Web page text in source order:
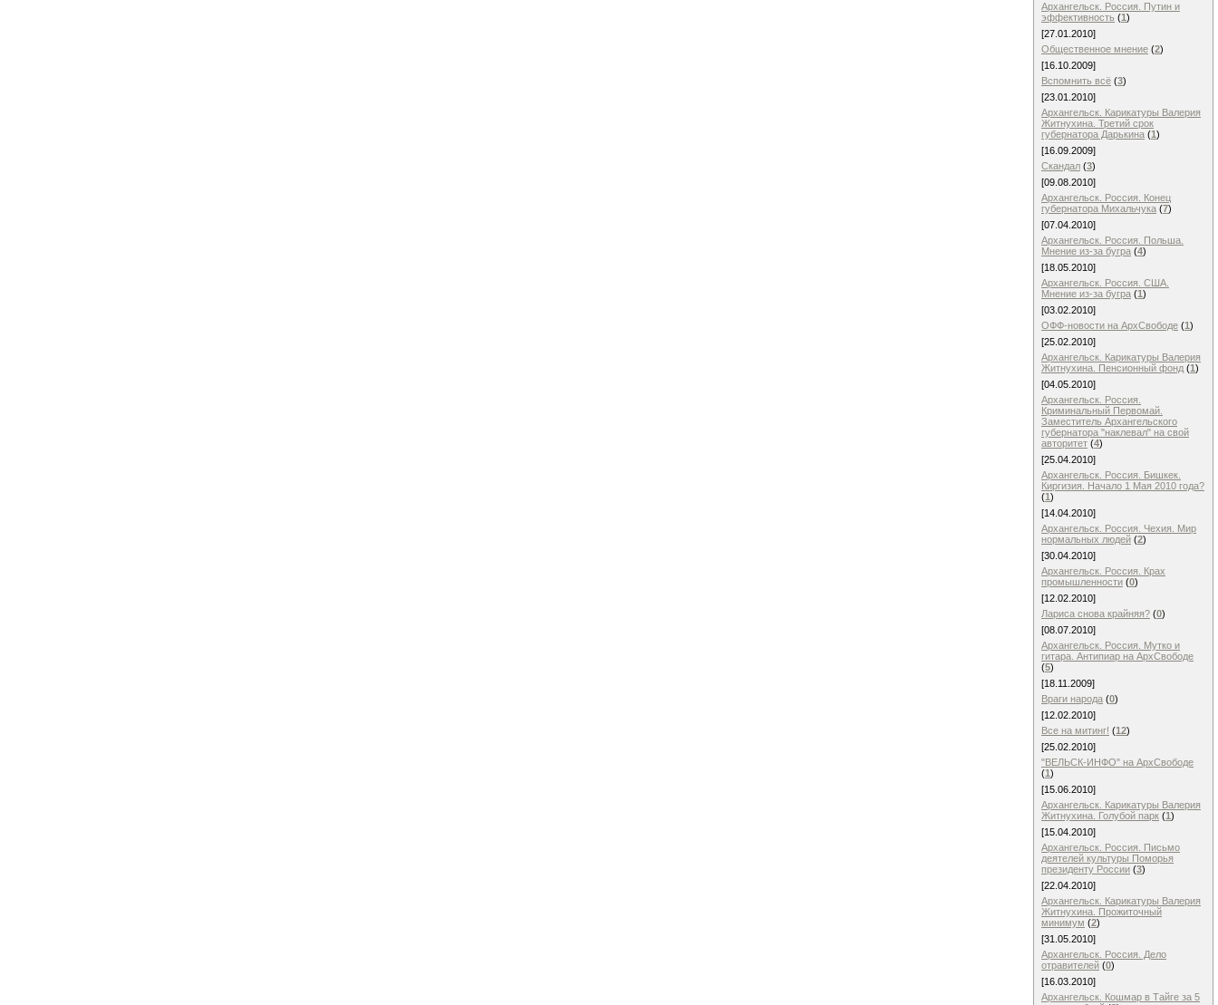
Архангельск. Россия. Путин и
эффективность (1)
[27.01.2010]
Общественное мнение (2)
[16.10.2009]
Вспомнить всё (3)
[23.01.2010]
Архангельск. Карикатуры Валерия
Житнухина. Третий срок
губернатора Дарькина (1)
[16.09.2009]
Скандал (3)
[09.08.2010]
Архангельск. Россия. Конец
губернатора Михальчука (7)
[07.04.2010]
Архангельск. Россия. Польша.
Мнение из-за бугра (4)
[18.05.2010]
Архангельск. Россия. США.
Мнение из-за бугра (1)
[03.02.2010]
ОФФ-новости на АрхСвободе (1)
[25.02.2010]
Архангельск. Карикатуры Валерия
Житнухина. Пенсионный фонд (1)
[04.05.2010]
Архангельск. Россия.
Криминальный Первомай.
Заместитель Архангельского
губернатора "наклевал" на свой
авторитет (4)
[25.04.2010]
Архангельск. Россия. Бишкек.
Киргизия. Начало 1 Мая 2010 года?
(1)
[14.04.2010]
Архангельск. Россия. Чехия. Мир
нормальных людей (2)
[30.04.2010]
Архангельск. Россия. Крах
промышленности (0)
[12.02.2010]
Лариса снова крайняя? (0)
[08.07.2010]
Архангельск. Россия. Мутко и
гитара. Антипиар на АрхСвободе
(5)
[18.11.2009]
Враги народа (0)
[12.02.2010]
Все на митинг! (12)
[25.02.2010]
"ВЕЛЬСК-ИНФО" на АрхСвободе
(1)
[15.06.2010]
Архангельск. Карикатуры Валерия
Житнухина. Голубой парк (1)
[15.04.2010]
Архангельск. Россия. Письмо
деятелей культуры Поморья
президенту России (3)
[22.04.2010]
Архангельск. Карикатуры Валерия
Житнухина. Прожиточный
минимум (2)
[31.05.2010]
Архангельск. Россия. Дело
отравителей (0)
[16.03.2010]
Архангельск. Кошмар в Тайге за 5